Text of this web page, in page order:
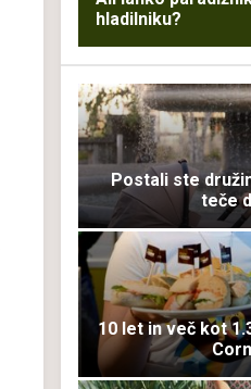
hladilniku?
Postali ste
teče
10 let in več kot